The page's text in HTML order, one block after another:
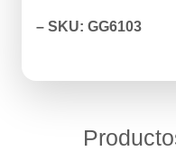
– SKU: GG6103